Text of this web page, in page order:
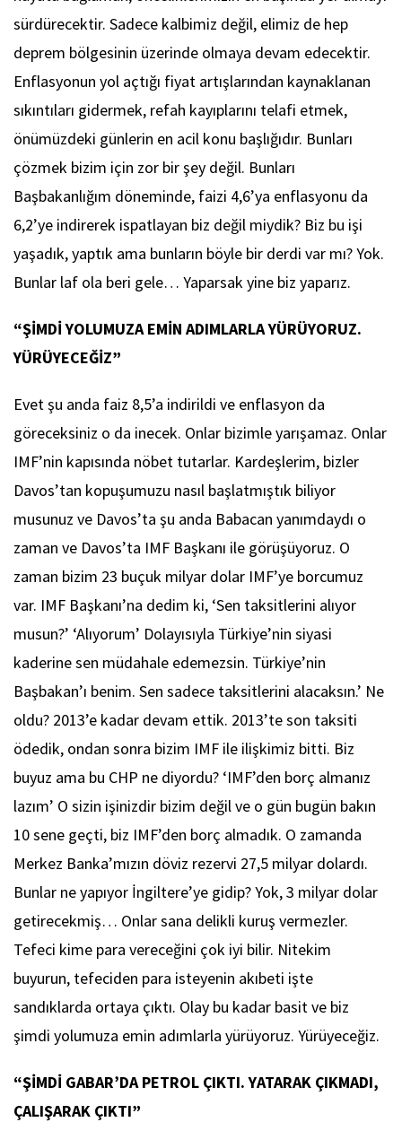
sürdürecektir. Sadece kalbimiz değil, elimiz de hep
deprem bölgesinin üzerinde olmaya devam edecektir.
Enflasyonun yol açtığı fiyat artışlarından kaynaklanan
sıkıntıları gidermek, refah kayıplarını telafi etmek,
önümüzdeki günlerin en acil konu başlığıdır. Bunları
çözmek bizim için zor bir şey değil. Bunları
Başbakanlığım döneminde, faizi 4,6’ya enflasyonu da
6,2’ye indirerek ispatlayan biz değil miydik? Biz bu işi
yaşadık, yaptık ama bunların böyle bir derdi var mı? Yok.
Bunlar laf ola beri gele… Yaparsak yine biz yaparız.
“ŞİMDİ YOLUMUZA EMİN ADIMLARLA YÜRÜYORUZ.
YÜRÜYECEĞİZ”
Evet şu anda faiz 8,5’a indirildi ve enflasyon da
göreceksiniz o da inecek. Onlar bizimle yarışamaz. Onlar
IMF’nin kapısında nöbet tutarlar. Kardeşlerim, bizler
Davos’tan kopuşumuzu nasıl başlatmıştık biliyor
musunuz ve Davos’ta şu anda Babacan yanımdaydı o
zaman ve Davos’ta IMF Başkanı ile görüşüyoruz. O
zaman bizim 23 buçuk milyar dolar IMF’ye borcumuz
var. IMF Başkanı’na dedim ki, ‘Sen taksitlerini alıyor
musun?’ ‘Alıyorum’ Dolayısıyla Türkiye’nin siyasi
kaderine sen müdahale edemezsin. Türkiye’nin
Başbakan’ı benim. Sen sadece taksitlerini alacaksın.’ Ne
oldu? 2013’e kadar devam ettik. 2013’te son taksiti
ödedik, ondan sonra bizim IMF ile ilişkimiz bitti. Biz
buyuz ama bu CHP ne diyordu? ‘IMF’den borç almanız
lazım’ O sizin işinizdir bizim değil ve o gün bugün bakın
10 sene geçti, biz IMF’den borç almadık. O zamanda
Merkez Banka’mızın döviz rezervi 27,5 milyar dolardı.
Bunlar ne yapıyor İngiltere’ye gidip? Yok, 3 milyar dolar
getirecekmiş… Onlar sana delikli kuruş vermezler.
Tefeci kime para vereceğini çok iyi bilir. Nitekim
buyurun, tefeciden para isteyenin akıbeti işte
sandıklarda ortaya çıktı. Olay bu kadar basit ve biz
şimdi yolumuza emin adımlarla yürüyoruz. Yürüyeceğiz.
“ŞİMDİ GABAR’DA PETROL ÇIKTI. YATARAK ÇIKMADI,
ÇALIŞARAK ÇIKTI”